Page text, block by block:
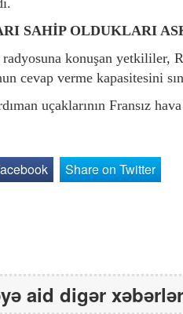
SAHİP OLDUKLARI
konuşan yetkililer,
cevap verme kapasitesini
uçaklarının Fransız
Share on Twitter
aid digər xəbərlər